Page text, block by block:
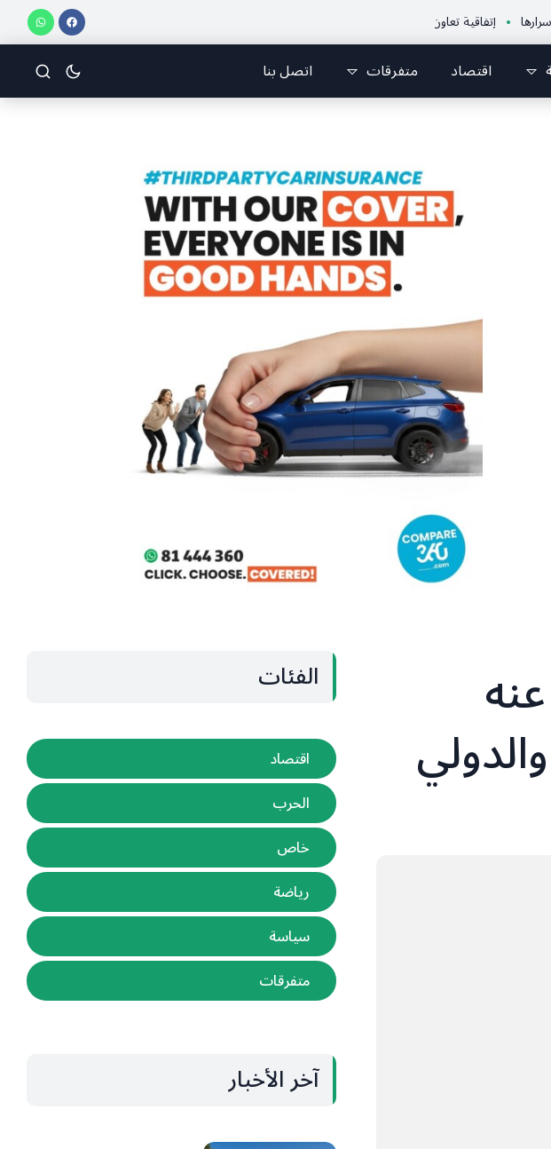
إتفاقية تعاون بين الإتحاد اللبناني للرياضات الجوّية وجمعية طيّاري ومدرّبي الطيران الشراعي فريق جازو
اقتصاد متفرقات اتصل بنا
الفئات
اقتصاد
الحرب
خاص
رياضة
سياسة
متفرقات
آخر الأخبار